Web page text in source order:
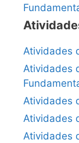
Atividades
Atividades
Atividades
Atividades
Atividades